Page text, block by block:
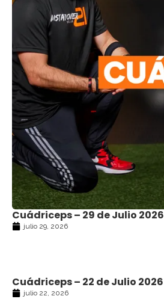
Cuádriceps – 29 de Julio 2026
julio 29, 2026
Cuádriceps – 22 de Julio 2026
julio 22, 2026